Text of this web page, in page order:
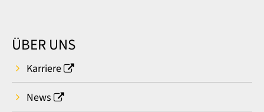
ÜBER UNS
Karriere
News